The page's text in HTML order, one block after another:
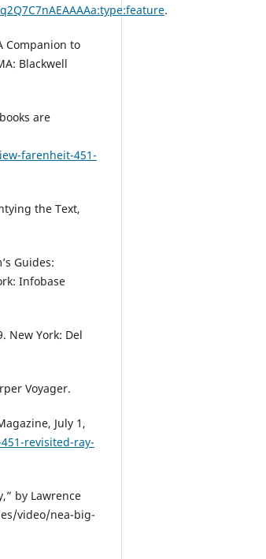
.
Companion to
Blackwell
are
farenheit-451-
the Text,
Guides:
Infobase
New York: Del
Voyager.
July 1,
revisited-ray-
by Lawrence
video/nea-big-